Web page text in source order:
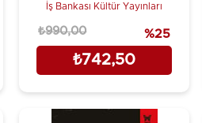
İş Bankası Kültür Yayınları
₺742,50
₺990,00 %25